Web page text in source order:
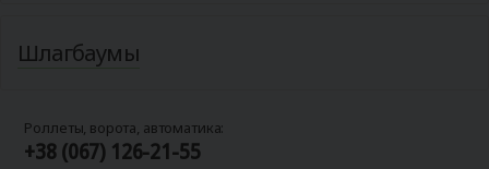
Шлагбаумы
Роллеты, ворота, автоматика:
+38 (067) 126-21-55